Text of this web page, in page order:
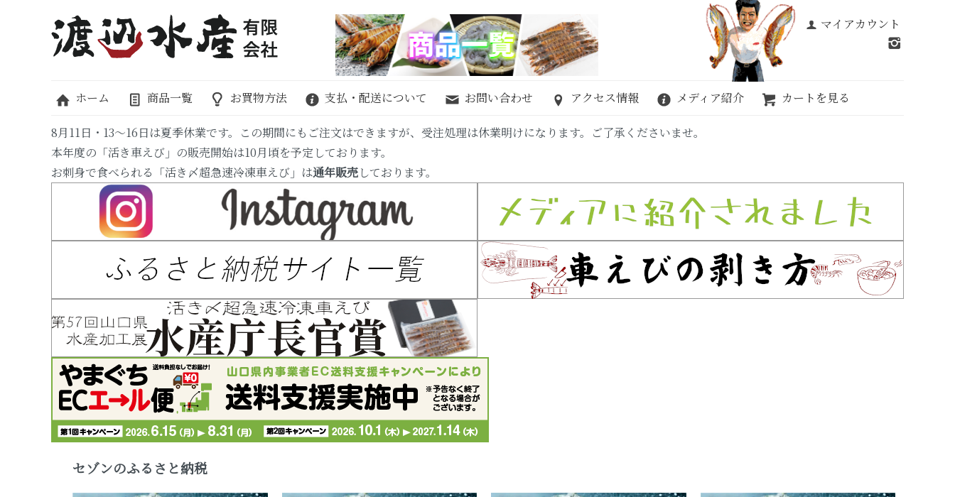
マイアカウント
ホーム 商品一覧 お買物方法 支払・配送について お問い合わせ アクセス情報 メディア紹介 カートを見る
8月11日・13～16日は夏季休業です。この期間にもご注文はできますが、受注処理は休業明けになります。ご了承くださいませ。
本年度の「活き車えび」の販売開始は10月頃を予定しております。
お刺身で食べられる「活き〆超急速冷凍車えび」は通年販売しております。
セゾンのふるさと納税